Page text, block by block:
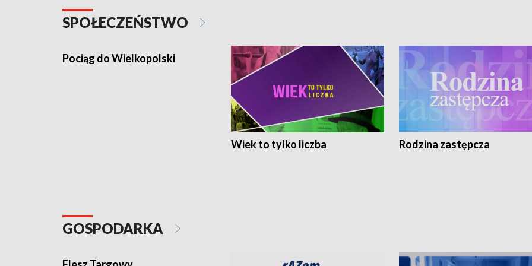
SPOŁECZEŃSTWO
Pociąg do Wielkopolski
Wiek to tylko liczba Rodzina zastępcza
GOSPODARKA